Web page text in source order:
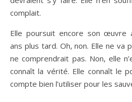
complait.
Elle poursuit encore son œuvre
ans plus tard. Oh, non. Elle ne va
ne comprendrait pas. Non, elle
connaît la vérité. Elle connaît le
compte bien l’utiliser pour les